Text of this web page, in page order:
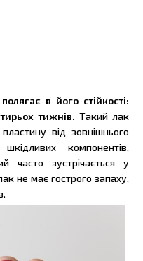
в його стійкості:
тижнів.Такий лак
від зовнішнього
компонентів,
часто зустрічається у
не має гострого запаху,